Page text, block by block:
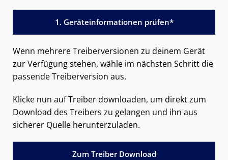
1. Geräteinformationen prüfen*
Wenn mehrere Treiberversionen zu deinem Gerät
zur Verfügung stehen, wähle im nächsten Schritt die
passende Treiberversion aus.
Klicke nun auf Treiber downloaden, um direkt zum
Download des Treibers zu gelangen und ihn aus
sicherer Quelle herunterzuladen.
Zum Treiber Download